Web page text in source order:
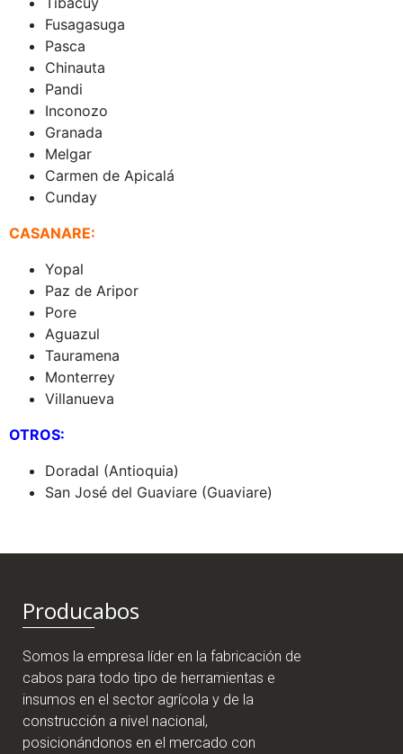
Fusagasuga
Pasca
Chinauta
Pandi
Inconozo
Granada
Melgar
Carmen de Apicalá
Cunday
CASANARE:
Yopal
Paz de Aripor
Pore
Aguazul
Tauramena
Monterrey
Villanueva
OTROS:
Doradal (Antioquia)
San José del Guaviare (Guaviare)
Producabos
Somos la empresa líder en la fabricación de
cabos para todo tipo de herramientas e
insumos en el sector agrícola y de la
construcción a nivel nacional,
posicionándonos en el mercado con